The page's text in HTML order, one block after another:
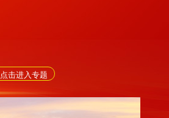
点击进入专题